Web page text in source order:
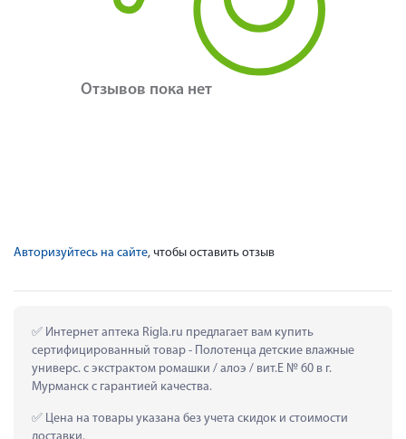
Отзывов пока нет
Авторизуйтесь на сайте, чтобы оставить отзыв
Интернет аптека Rigla.ru предлагает вам купить
сертифицированный товар - Полотенца детские влажные
универс. с экстрактом ромашки / алоэ / вит.Е № 60 в г.
Мурманск с гарантией качества.
Цена на товары указана без учета скидок и стоимости